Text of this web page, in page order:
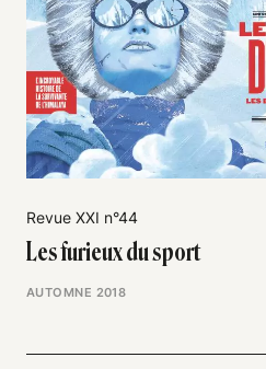
Revue XXI n°44
Les furieux du sport
AUTOMNE 2018